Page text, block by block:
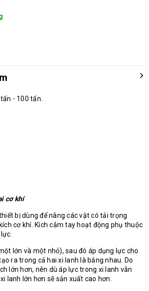
- 100 tấn.
cơ khí
bị dùng để nâng các vật có tải trọng
cơ khí. Kích cắm tay hoạt động phụ thuộc
lớn và một nhỏ), sau đó áp dụng lực cho
ra trong cả hai xi lanh là bằng nhau. Do
lớn hơn, nên dù áp lực trong xi lanh vẫn
lanh lớn hơn sẽ sản xuất cao hơn.